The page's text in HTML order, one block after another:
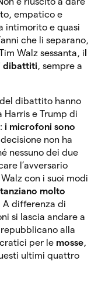
empatico e
intimorito e quasi
che li separano,
Walz sessanta, i
dibattiti, sempre a
dibattito hanno
e Trump di
i microfoni sono
non ha
nessuno dei due
l’avversario
con i suoi modi
molto
A differenza di
si lascia andare a
alla
per le mosse,
ultimi quattro